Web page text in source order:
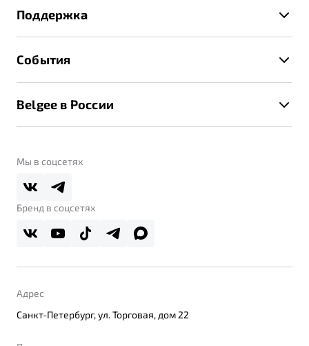
Страхование
Расчет КАСКО
Руководство по эксплуатации
Техническое обслуживание
Калькулятор ТО
Поддержка
Помощь на дорогах
Belgee Линк
Belgee Плюс
Реферальная программа
События
Контакты
Belgee в России
О дилерском центре
Правовая информация
Мы в соцсетях
Бренд в соцсетях
Адрес
Санкт-Петербург, ул. Торговая, дом 22